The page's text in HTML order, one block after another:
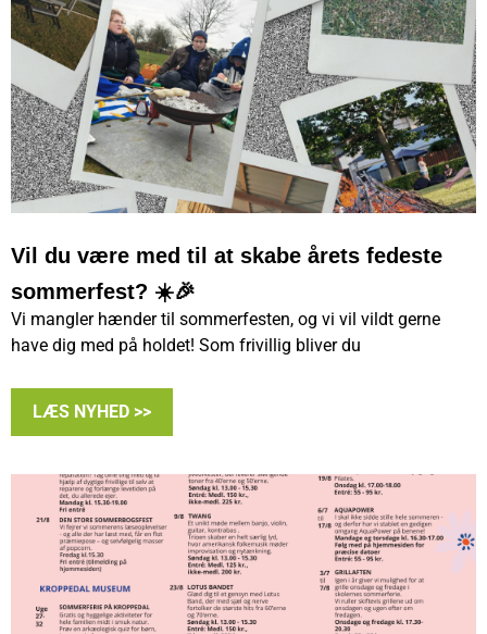
Vil du være med til at skabe årets fedeste
sommerfest? ☀️🎉
Vi mangler hænder til sommerfesten, og vi vil vildt gerne
have dig med på holdet! Som frivillig bliver du
LÆS NYHED >>